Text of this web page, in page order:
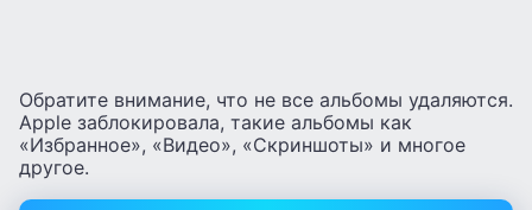
Обратите внимание, что не все альбомы удаляются.
Apple заблокировала, такие альбомы как
«Избранное», «Видео», «Скриншоты» и многое
другое.